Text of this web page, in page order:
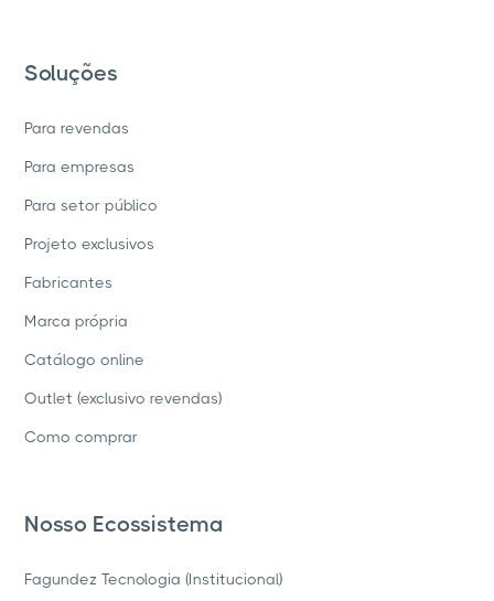
Soluções
Para revendas
Para empresas
Para setor público
Projeto exclusivos
Fabricantes
Marca própria
Catálogo online
Outlet (exclusivo revendas)
Como comprar
Nosso Ecossistema
Fagundez Tecnologia (Institucional)